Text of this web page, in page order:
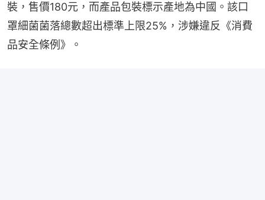
裝，售價180元，而產品包裝標示產地為中國。該口
罩細菌菌落總數超出標準上限25%，涉嫌違反《消費
品安全條例》。